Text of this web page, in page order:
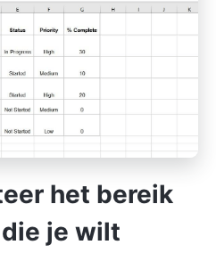
het bereik
je wilt